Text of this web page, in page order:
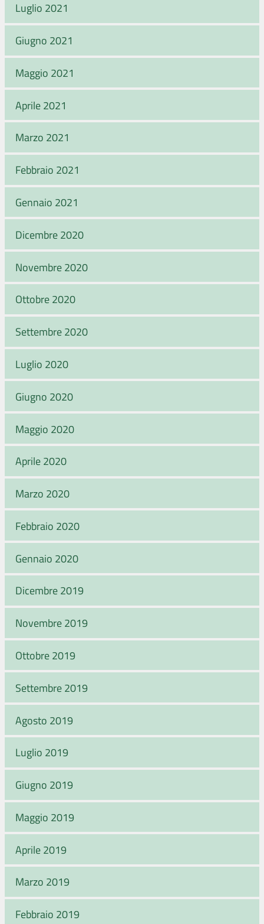
Luglio 2021
Giugno 2021
Maggio 2021
Aprile 2021
Marzo 2021
Febbraio 2021
Gennaio 2021
Dicembre 2020
Novembre 2020
Ottobre 2020
Settembre 2020
Luglio 2020
Giugno 2020
Maggio 2020
Aprile 2020
Marzo 2020
Febbraio 2020
Gennaio 2020
Dicembre 2019
Novembre 2019
Ottobre 2019
Settembre 2019
Agosto 2019
Luglio 2019
Giugno 2019
Maggio 2019
Aprile 2019
Marzo 2019
Febbraio 2019